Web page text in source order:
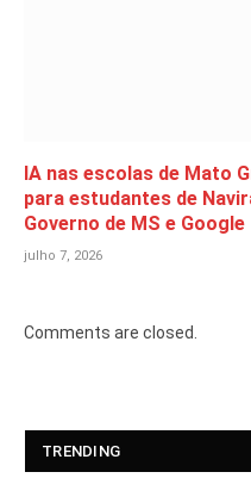
IA nas escolas de Mato
para estudantes de
Governo de MS e Google
julho 7, 2026
Comments are closed.
TRENDING